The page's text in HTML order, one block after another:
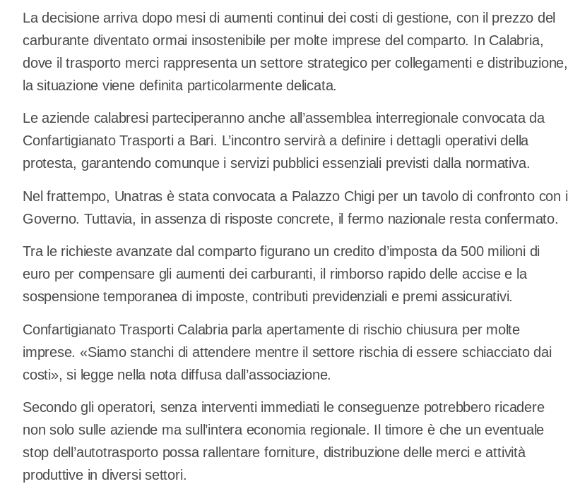
La decisione arriva dopo mesi di aumenti continui dei costi di gestione, con il prezzo del
carburante diventato ormai insostenibile per molte imprese del comparto. In Calabria,
dove il trasporto merci rappresenta un settore strategico per collegamenti e distribuzione,
la situazione viene definita particolarmente delicata.
Le aziende calabresi parteciperanno anche all’assemblea interregionale convocata da
Confartigianato Trasporti a Bari. L’incontro servirà a definire i dettagli operativi della
protesta, garantendo comunque i servizi pubblici essenziali previsti dalla normativa.
Nel frattempo, Unatras è stata convocata a Palazzo Chigi per un tavolo di confronto con il
Governo. Tuttavia, in assenza di risposte concrete, il fermo nazionale resta confermato.
Tra le richieste avanzate dal comparto figurano un credito d’imposta da 500 milioni di
euro per compensare gli aumenti dei carburanti, il rimborso rapido delle accise e la
sospensione temporanea di imposte, contributi previdenziali e premi assicurativi.
Confartigianato Trasporti Calabria parla apertamente di rischio chiusura per molte
imprese. «Siamo stanchi di attendere mentre il settore rischia di essere schiacciato dai
costi», si legge nella nota diffusa dall’associazione.
Secondo gli operatori, senza interventi immediati le conseguenze potrebbero ricadere
non solo sulle aziende ma sull’intera economia regionale. Il timore è che un eventuale
stop dell’autotrasporto possa rallentare forniture, distribuzione delle merci e attività
produttive in diversi settori.